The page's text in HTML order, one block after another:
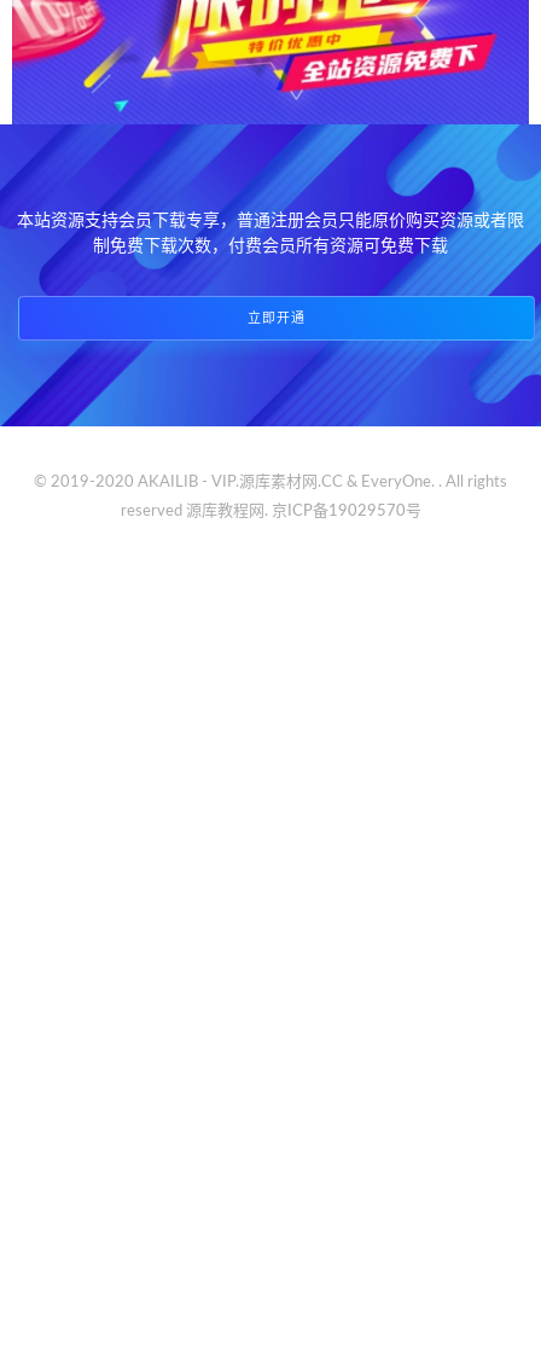
本站资源支持会员下载专享，普通注册会员只能原价购买资源或者限
制免费下载次数，付费会员所有资源可免费下载
立即开通
© 2019-2020 AKAILIB - VIP.源库素材网.CC & EveryOne. . All rights
reserved 源库教程网. 京ICP备19029570号